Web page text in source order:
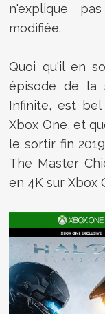
n'explique
modifiée.
Quoi qu'il en
épisode de la
Infinite, est
Xbox One, et
le sortir fin
The Master
en 4K sur Xbox